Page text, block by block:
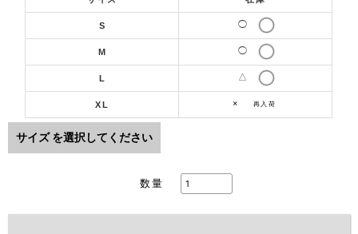
S ◯
M ◯
L △
XL × 再入荷
サイズ を選択してください
数量